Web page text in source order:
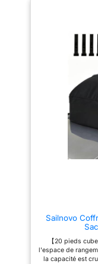
pendant les trajets
rapide et efficace: Le
est rapide et facile
serrage manuel de la
U, sans outils
Conçu pour réduire
sifflements: Le design
coffre WABB M réduit
sifflements lors des
pour un voyage plus
Sailnovo
【20 pieds
l'espace de
la capacité est